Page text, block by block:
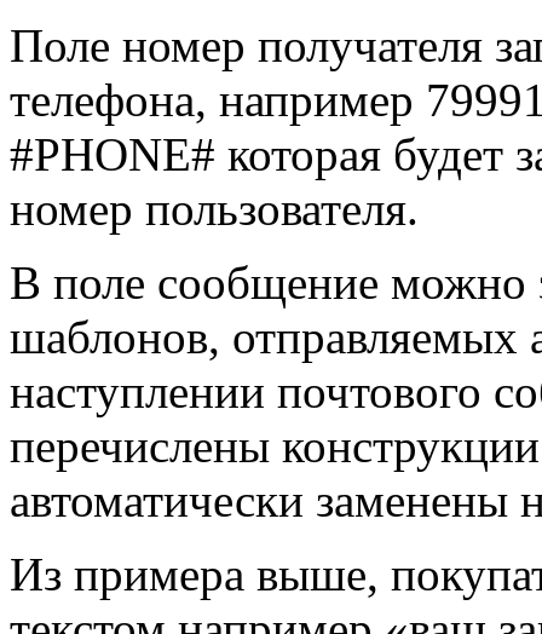
Поле номер получателя
телефона, например
#PHONE# которая будет
номер пользователя.
В поле сообщение можно
шаблонов, отправляемых
наступлении почтового
перечислены
автоматически заменены
Из примера выше,